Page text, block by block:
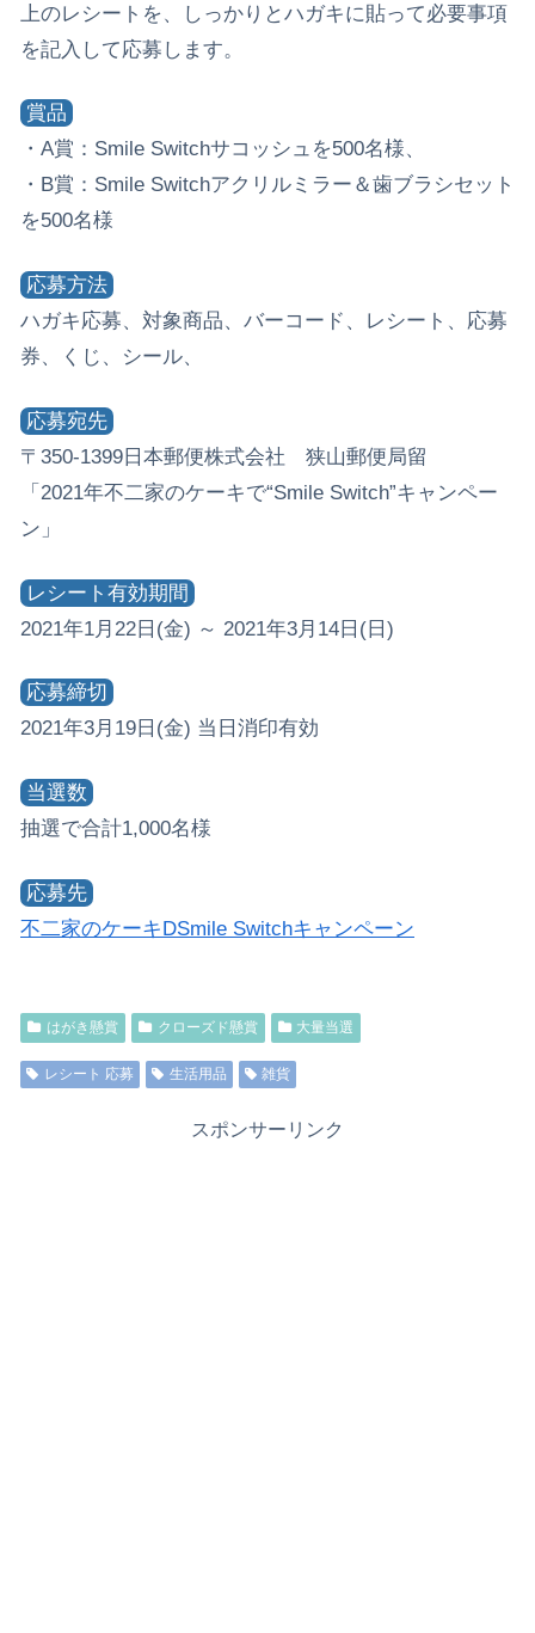
上のレシートを、しっかりとハガキに貼って必要事項
を記入して応募します。
賞品
・A賞：Smile Switchサコッシュを500名様、
・B賞：Smile Switchアクリルミラー＆歯ブラシセット
を500名様
応募方法
ハガキ応募、対象商品、バーコード、レシート、応募
券、くじ、シール、
応募宛先
〒350-1399 日本郵便株式会社 狭山郵便局留
「2021年不二家のケーキで“Smile Switch”キャンペー
ン」
レシート有効期間
2021年1月22日(金) ～ 2021年3月14日(日)
応募締切
2021年3月19日(金) 当日消印有効
当選数
抽選で合計1,000名様
応募先
不二家のケーキDSmile Switchキャンペーン
はがき懸賞 クローズド懸賞 大量当選
レシート 応募 生活用品 雑貨
スポンサーリンク